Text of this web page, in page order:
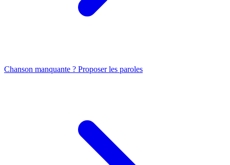
Chanson manquante ? Proposer les paroles